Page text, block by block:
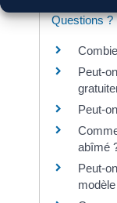
Questions ?
Peut-
Peut-
abîmé
Peut-